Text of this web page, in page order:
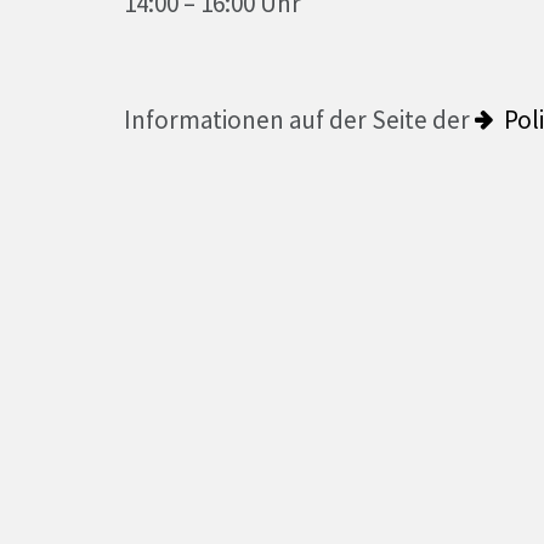
Informationen auf der Seite der